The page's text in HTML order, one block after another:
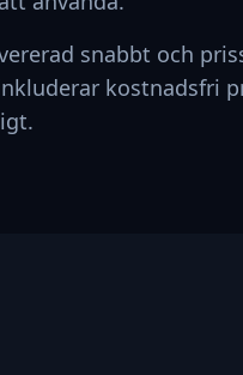
snabbt och
kostnadsfri